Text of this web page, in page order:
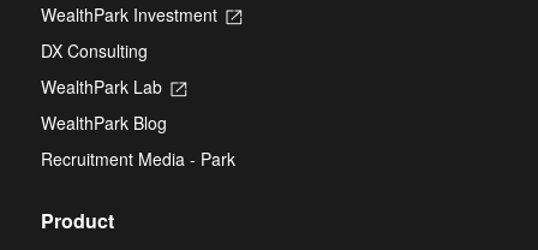
WealthPark Investment
Opens
DX Consulting
WealthPark Lab
Opens
new
tab
WealthPark Blog
Recruitment Media - Park
Product